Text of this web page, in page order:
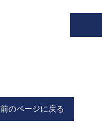
前のページに戻る